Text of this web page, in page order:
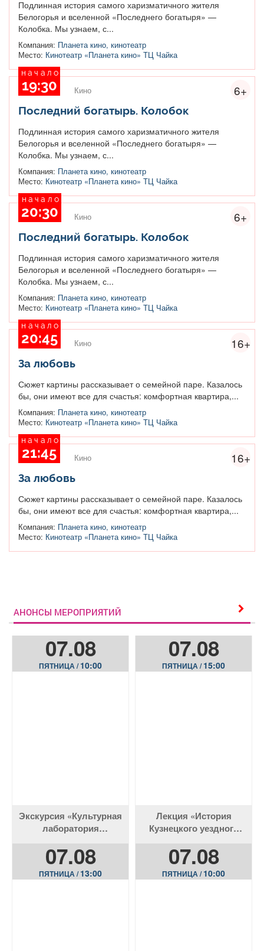
Подлинная история самого харизматичного жителя
Белогорья и вселенной «Последнего богатыря» —
Колобка. Мы узнаем, с...
Компания: Планета кино, кинотеатр
Место: Кинотеатр «Планета кино» ТЦ Чайка
6+
начало
19:30 Кино
Последний богатырь. Колобок
Подлинная история самого харизматичного жителя
Белогорья и вселенной «Последнего богатыря» —
Колобка. Мы узнаем, с...
Компания: Планета кино, кинотеатр
Место: Кинотеатр «Планета кино» ТЦ Чайка
6+
начало
20:30 Кино
Последний богатырь. Колобок
Подлинная история самого харизматичного жителя
Белогорья и вселенной «Последнего богатыря» —
Колобка. Мы узнаем, с...
Компания: Планета кино, кинотеатр
Место: Кинотеатр «Планета кино» ТЦ Чайка
16+
начало
20:45 Кино
За любовь
Сюжет картины рассказывает о семейной паре. Казалось
бы, они имеют все для счастья: комфортная квартира,...
Компания: Планета кино, кинотеатр
Место: Кинотеатр «Планета кино» ТЦ Чайка
16+
начало
21:45 Кино
За любовь
Сюжет картины рассказывает о семейной паре. Казалось
бы, они имеют все для счастья: комфортная квартира,...
Компания: Планета кино, кинотеатр
Место: Кинотеатр «Планета кино» ТЦ Чайка
АНОНСЫ МЕРОПРИЯТИЙ
07.08
ПЯТНИЦА /10:00
Экскурсия «Культурная
лаборатория
07.08
ПЯТНИЦА /15:00
Лекция «История
Кузнецкого уездного
07.08
ПЯТНИЦА /13:00
07.08
ПЯТНИЦА /10:00